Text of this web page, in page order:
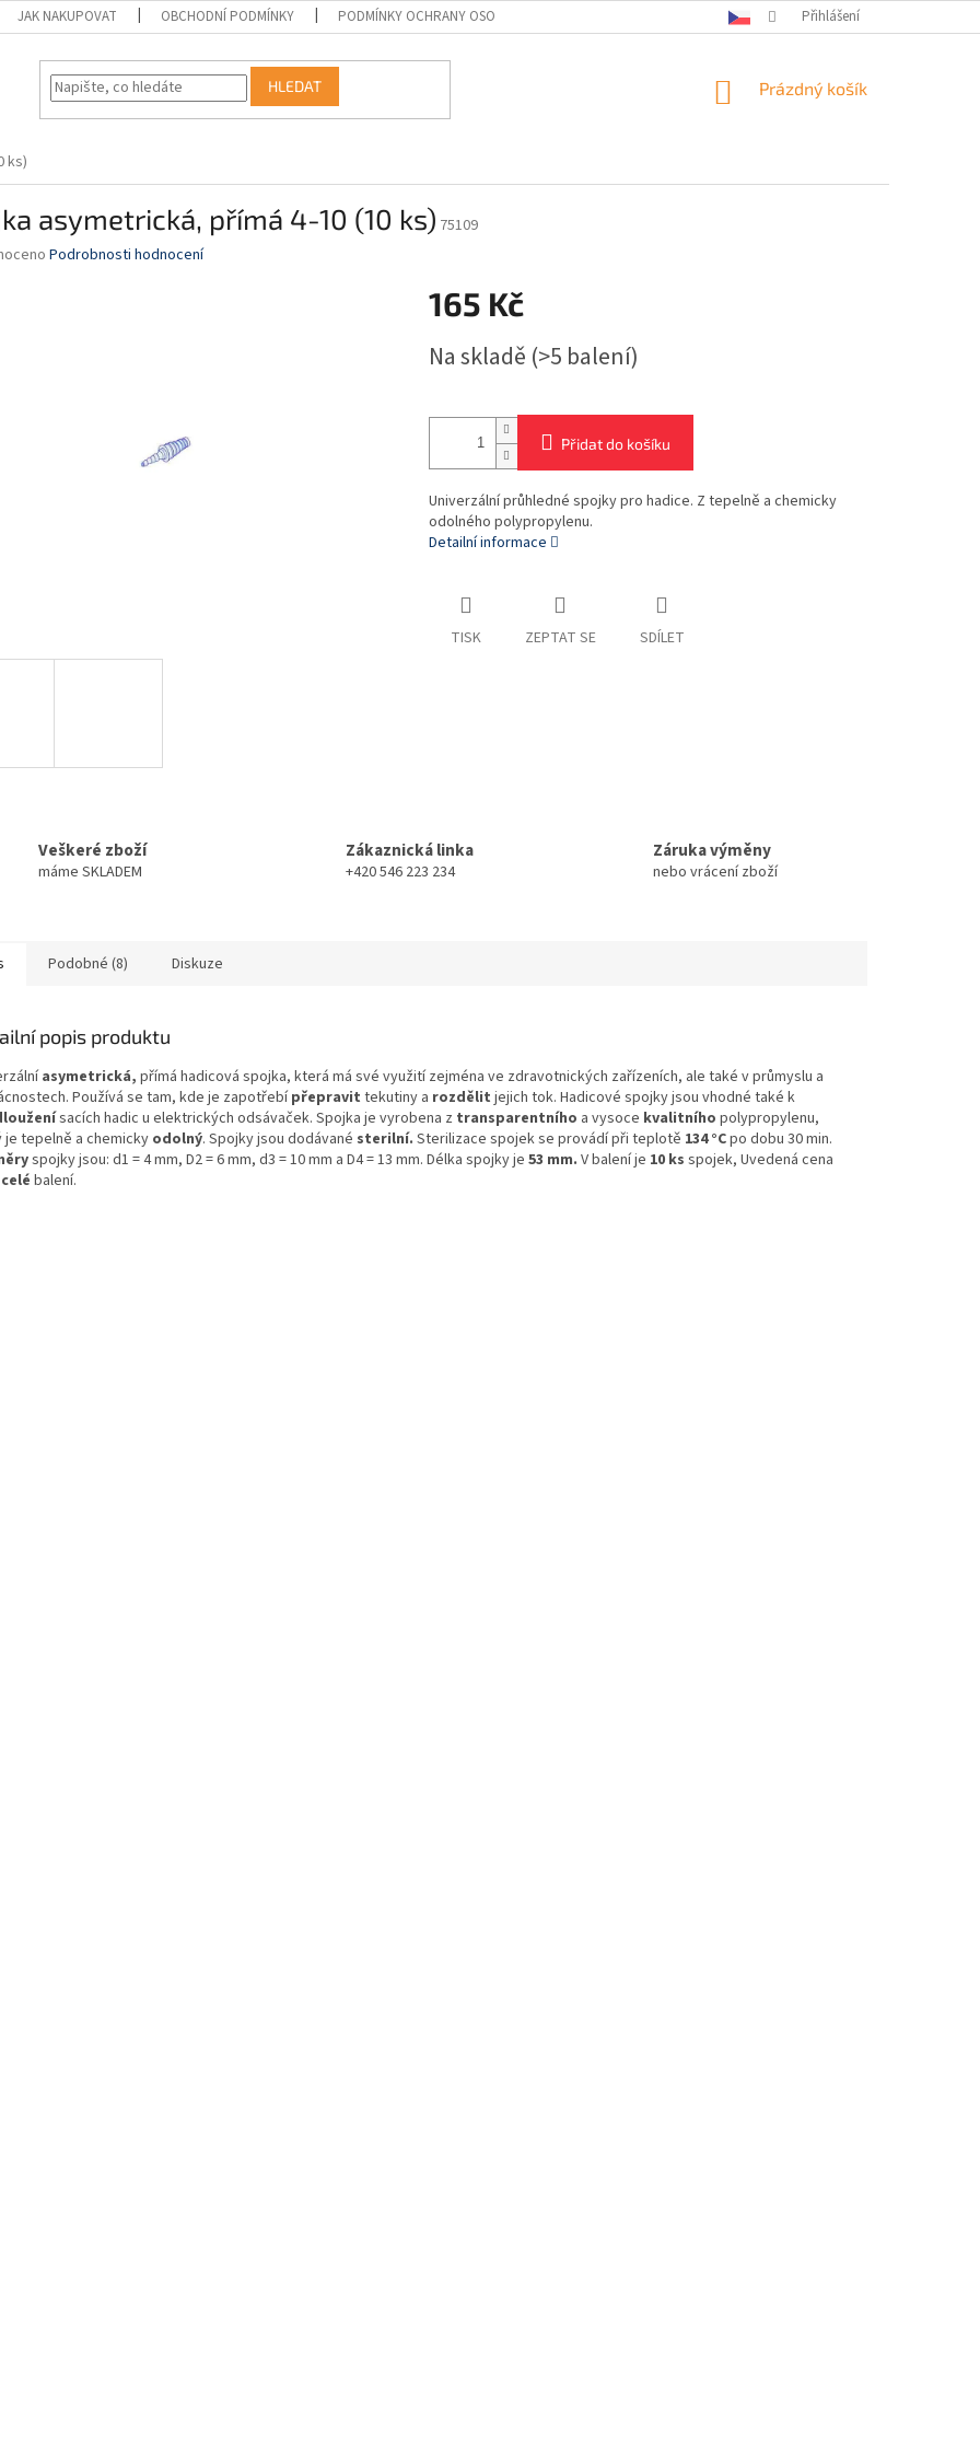
JAK NAKUPOVAT OBCHODNÍ PODMÍNKY PODMÍNKY OCHRANY OSOBNÍCH ÚDAJŮ Přihlášení
HLEDAT
NÁKUPNÍ
Prázdný košík
ks)
asymetrická, přímá 4-10 (10 ks) 75109
Podrobnosti hodnocení
165 Kč
cena:
Na skladě (>5 balení)
Přidat do košíku
Univerzální průhledné spojky pro hadice. Z tepelně a chemicky
odolného polypropylenu.
Detailní informace
TISK ZEPTAT SE SDÍLET
Veškeré zboží
máme SKLADEM
Zákaznická linka
+420 546 223 234
Záruka výměny
nebo vrácení zboží
Podobné (8) Diskuze
popis produktu
asymetrická, přímá hadicová spojka, která má své využití zejména ve zdravotnických zařízeních, ale také v průmyslu a
Používá se tam, kde je zapotřebípřepravit tekutiny a rozdělit jejich tok. Hadicové spojky jsou vhodné také k
sacích hadic u elektrických odsávaček. Spojka je vyrobena z transparentního a vysoce kvalitního polypropylenu,
tepelně a chemicky odolný. Spojky jsou dodávané sterilní. Sterilizace spojek se provádí při teplotě 134 °Cpo dobu 30 min.
spojky jsou: d1 = 4 mm, D2 = 6 mm, d3 = 10 mm a D4 = 13 mm. Délka spojky je 53 mm. V balení je 10 ks spojek, Uvedená cena
celé balení.